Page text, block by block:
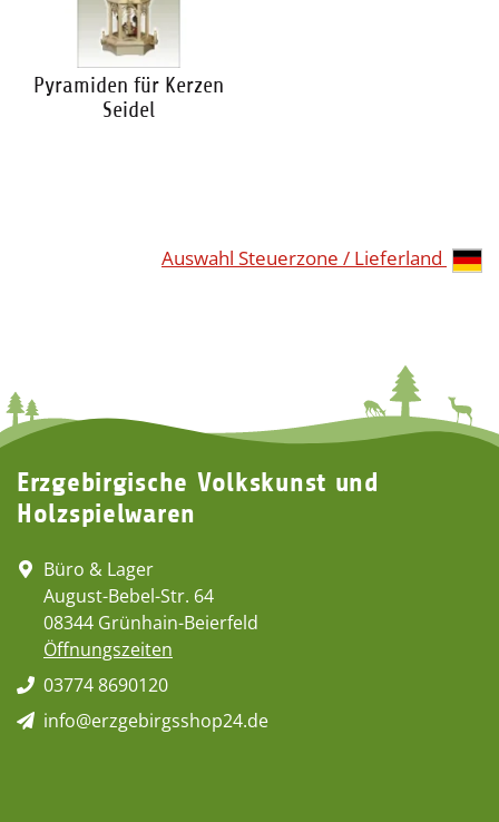
Pyramiden für Kerzen
Seidel
Auswahl Steuerzone / Lieferland
Erzgebirgische Volkskunst und
Holzspielwaren
Büro & Lager
August-Bebel-Str. 64
08344 Grünhain-Beierfeld
Öffnungszeiten
03774 8690120
info@erzgebirgsshop24.de